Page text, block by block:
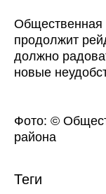
Общественная
продолжит
должно
новые
Фото: ©
района
Теги